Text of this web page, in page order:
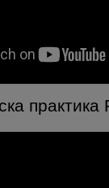
практика